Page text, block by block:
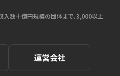
入数十億円規模の団体まで、3,000以上
運営会社